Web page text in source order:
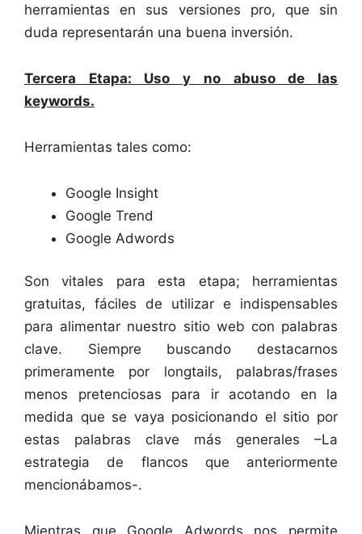
herramientas en sus versiones pro, que sin
duda representarán una buena inversión.
Tercera Etapa: Uso y no abuso de las
keywords.
Herramientas tales como:
Google Insight
Google Trend
Google Adwords
Son vitales para esta etapa; herramientas
gratuitas, fáciles de utilizar e indispensables
para alimentar nuestro sitio web con palabras
clave. Siempre buscando destacarnos
primeramente por longtails, palabras/frases
menos pretenciosas para ir acotando en la
medida que se vaya posicionando el sitio por
estas palabras clave más generales –La
estrategia de flancos que anteriormente
mencionábamos-.
Mientras que Google Adwords nos permite